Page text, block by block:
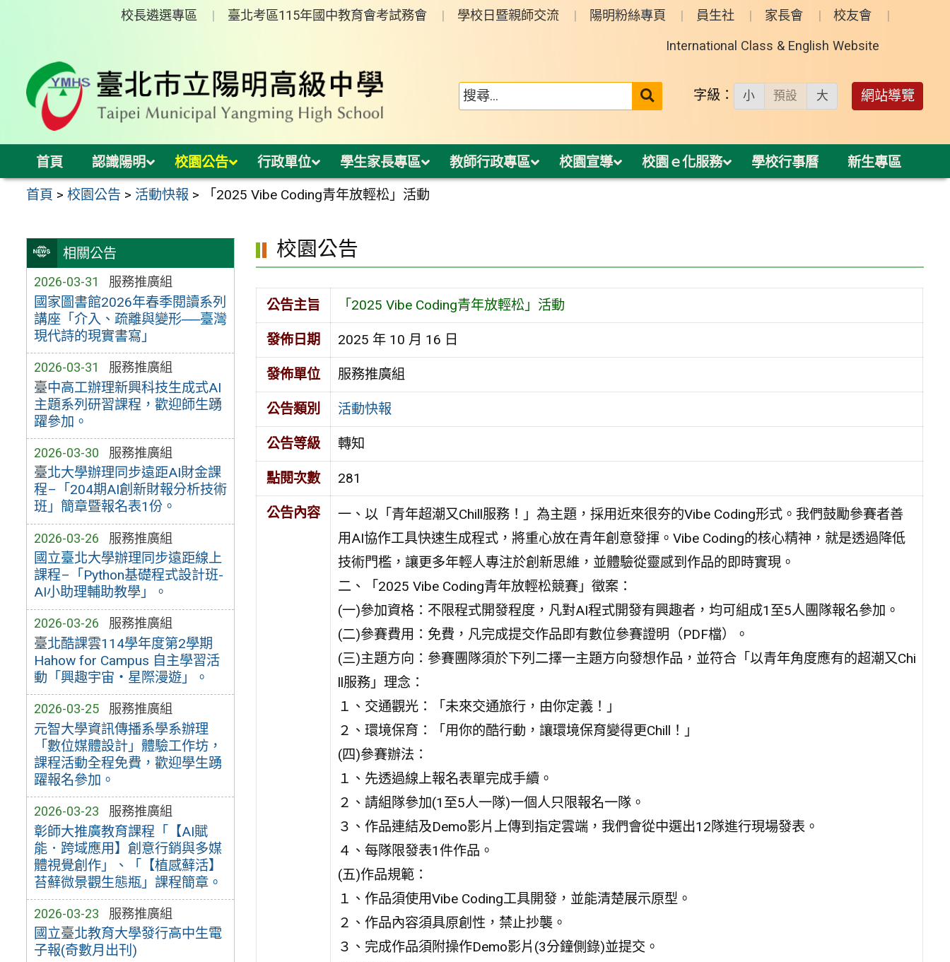
校長遴選專區 臺北考區115年國中教育會考試務會 學校日暨親師交流 陽明粉絲專頁 員生社 家長會 校友會
International Class & English Website
送出 字級： 小 預設 大 網站導覽
首頁 認識陽明 校園公告 行政單位 學生家長專區 教師行政專區 校園宣導 校園ｅ化服務 學校行事曆 新生專區
首頁 >校園公告 > 活動快報 > 「2025 Vibe Coding青年放輕松」活動
相關公告
2026-03-31 服務推廣組
國家圖書館2026年春季閱讀系列
講座「介入、疏離與變形──臺灣
現代詩的現實書寫」
2026-03-31 服務推廣組
臺中高工辦理新興科技生成式AI
主題系列研習課程，歡迎師生踴
躍參加。
2026-03-30 服務推廣組
臺北大學辦理同步遠距AI財金課
程–「204期AI創新財報分析技術
班」簡章暨報名表1份。
2026-03-26 服務推廣組
國立臺北大學辦理同步遠距線上
課程–「Python基礎程式設計班-
AI小助理輔助教學」。
2026-03-26 服務推廣組
臺北酷課雲114學年度第2學期
Hahow for Campus 自主學習活
動「興趣宇宙‧星際漫遊」。
2026-03-25 服務推廣組
元智大學資訊傳播系學系辦理
「數位媒體設計」體驗工作坊，
課程活動全程免費，歡迎學生踴
躍報名參加。
2026-03-23 服務推廣組
彰師大推廣教育課程「【AI賦
能．跨域應用】創意行銷與多媒
體視覺創作」、「【植感蘚活】
苔蘚微景觀生態瓶」課程簡章。
2026-03-23 服務推廣組
國立臺北教育大學發行高中生電
子報(奇數月出刊)
校園公告
公告主旨 「2025 Vibe Coding青年放輕松」活動
發佈日期 2025 年 10 月 16 日
發佈單位 服務推廣組
公告類別 活動快報
公告等級 轉知
點閱次數 281
公告內容
一、以「青年超潮又Chill服務！」為主題，採用近來很夯的Vibe Coding形式。我們鼓勵參賽者善
用AI協作工具快速生成程式，將重心放在青年創意發揮。Vibe Coding的核心精神，就是透過降低
技術門檻，讓更多年輕人專注於創新思維，並體驗從靈感到作品的即時實現。
二、「2025 Vibe Coding青年放輕松競賽」徵案：
(一)參加資格：不限程式開發程度，凡對AI程式開發有興趣者，均可組成1至5人團隊報名參加。
(二)參賽費用：免費，凡完成提交作品即有數位參賽證明（PDF檔）。
(三)主題方向：參賽團隊須於下列二擇一主題方向發想作品，並符合「以青年角度應有的超潮又Chi
ll服務」理念：
１、交通觀光：「未來交通旅行，由你定義！」
２、環境保育：「用你的酷行動，讓環境保育變得更Chill！」
(四)參賽辦法：
１、先透過線上報名表單完成手續。
２、請組隊參加(1至5人一隊)一個人只限報名一隊。
３、作品連結及Demo影片上傳到指定雲端，我們會從中選出12隊進行現場發表。
４、每隊限發表1件作品。
(五)作品規範：
１、作品須使用Vibe Coding工具開發，並能清楚展示原型。
２、作品內容須具原創性，禁止抄襲。
３、完成作品須附操作Demo影片(3分鐘側錄)並提交。